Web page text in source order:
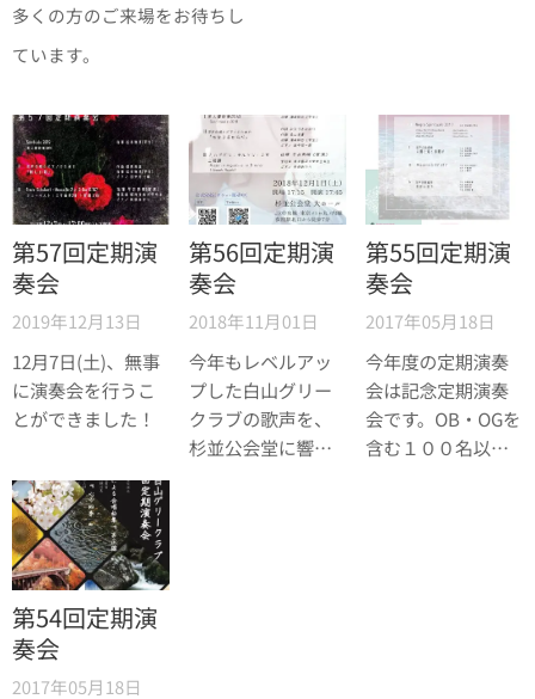
多くの方のご来場をお待ちし
ています。
第57回定期演
奏会
2019年12月13日
12月7日(土)、無事
に演奏会を行うこ
とができました！
第56回定期演
奏会
2018年11月01日
今年もレベルアッ
プした白山グリー
クラブの歌声を、
杉並公会堂に響か
第55回定期演
奏会
2017年05月18日
今年度の定期演奏
会は記念定期演奏
会です。OB・OGを
含む１００名以上
第54回定期演
奏会
2017年05月18日